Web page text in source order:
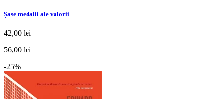
Șase medalii ale valorii
42,00 lei
56,00 lei
-25%